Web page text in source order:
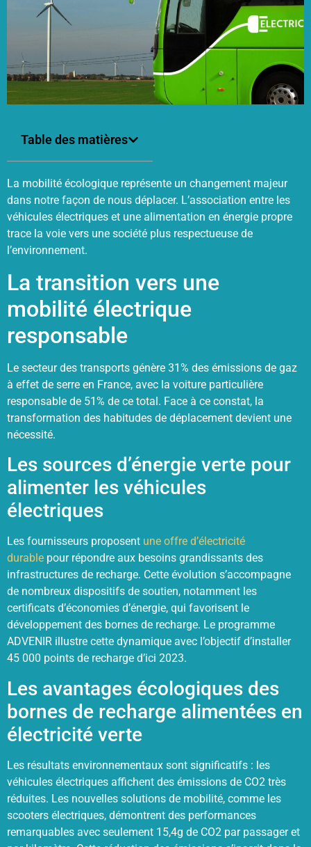
Table des matières
La mobilité écologique représente un changement majeur
dans notre façon de nous déplacer. L’association entre les
véhicules électriques et une alimentation en énergie propre
trace la voie vers une société plus respectueuse de
l’environnement.
La transition vers une
mobilité électrique
responsable
Le secteur des transports génère 31% des émissions de gaz
à effet de serre en France, avec la voiture particulière
responsable de 51% de ce total. Face à ce constat, la
transformation des habitudes de déplacement devient une
nécessité.
Les sources d’énergie verte pour
alimenter les véhicules
électriques
Les fournisseurs proposent une offre d’électricité
durable pour répondre aux besoins grandissants des
infrastructures de recharge. Cette évolution s’accompagne
de nombreux dispositifs de soutien, notamment les
certificats d’économies d’énergie, qui favorisent le
développement des bornes de recharge. Le programme
ADVENIR illustre cette dynamique avec l’objectif d’installer
45 000 points de recharge d’ici 2023.
Les avantages écologiques des
bornes de recharge alimentées en
électricité verte
Les résultats environnementaux sont significatifs : les
véhicules électriques affichent des émissions de CO2 très
réduites. Les nouvelles solutions de mobilité, comme les
scooters électriques, démontrent des performances
remarquables avec seulement 15,4g de CO2 par passager et